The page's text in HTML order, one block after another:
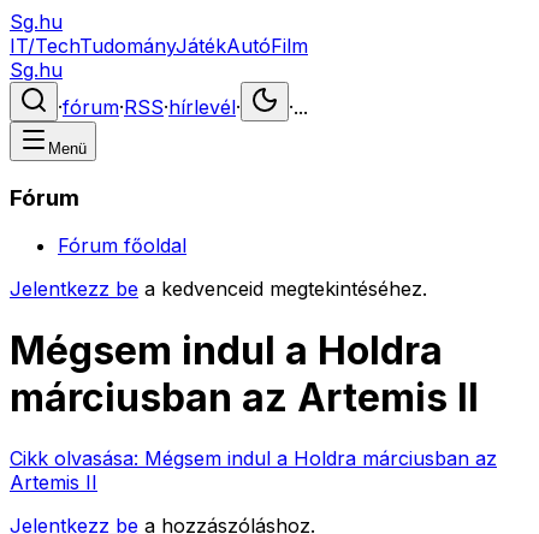
Sg.hu
IT/TechTudományJátékAutóFilm
Sg.hu
·fórum·RSS·hírlevél· ·...
Menü
Fórum
Fórum főoldal
Jelentkezz be a kedvenceid megtekintéséhez.
Mégsem indul a Holdra
márciusban az Artemis II
Cikk olvasása: Mégsem indul a Holdra márciusban az
Artemis II
Jelentkezz be a hozzászóláshoz.